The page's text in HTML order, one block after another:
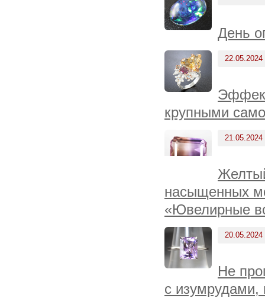
День
22.05.2024
крупными
21.05.2024
насыщенных
«Ювелирные
20.05.2024
Не
с